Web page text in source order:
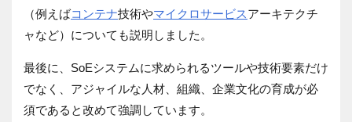
（例えばコンテナ技術やマイクロサービスアーキテクチ
ャなど）についても説明しました。
最後に、SoEシステムに求められるツールや技術要素だけ
でなく、アジャイルな人材、組織、企業文化の育成が必
須であると改めて強調しています。